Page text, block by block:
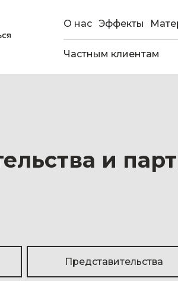
О нас Эффекты
Частным клиентам
и
Представительства